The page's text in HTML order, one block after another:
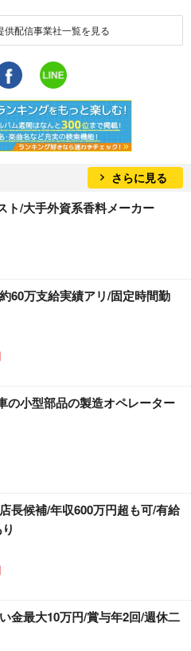
配信事業社一覧を見る
さらに見る
ト/大手外資系香料メーカー
60万支給実績アリ/固定時間勤
の小型部品の製造オペレーター
長候補/年収600万円超も可/有給
金最大10万円/賞与年2回/週休二